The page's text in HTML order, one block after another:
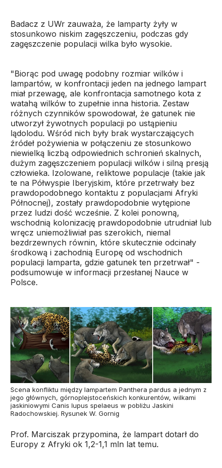
Badacz z UWr zauważa, że lamparty żyły w
stosunkowo niskim zagęszczeniu, podczas gdy
zagęszczenie populacji wilka było wysokie.
"Biorąc pod uwagę podobny rozmiar wilków i
lampartów, w konfrontacji jeden na jednego lampart
miał przewagę, ale konfrontacja samotnego kota z
watahą wilków to zupełnie inna historia. Zestaw
różnych czynników spowodował, że gatunek nie
utworzył żywotnych populacji po ustąpieniu
lądolodu. Wśród nich były brak wystarczających
źródeł pożywienia w połączeniu ze stosunkowo
niewielką liczbą odpowiednich schronień skalnych,
dużym zagęszczeniem populacji wilków i silną presją
człowieka. Izolowane, reliktowe populacje (takie jak
te na Półwyspie Iberyjskim, które przetrwały bez
prawdopodobnego kontaktu z populacjami Afryki
Północnej), zostały prawdopodobnie wytępione
przez ludzi dość wcześnie. Z kolei ponowną,
wschodnią kolonizację prawdopodobnie utrudniał lub
wręcz uniemożliwiał pas szerokich, niemal
bezdrzewnych równin, które skutecznie odcinały
środkową i zachodnią Europę od wschodnich
populacji lamparta, gdzie gatunek ten przetrwał" -
podsumowuje w informacji przesłanej Nauce w
Polsce.
Scena konfliktu między lampartem Panthera pardus a jednym z
jego głównych, górnoplejstoceńskich konkurentów, wilkami
jaskiniowymi Canis lupus spelaeus w pobliżu Jaskini
Radochowskiej. Rysunek W. Gornig
Prof. Marciszak przypomina, że lampart dotarł do
Europy z Afryki ok 1,2-1,1 mln lat temu.